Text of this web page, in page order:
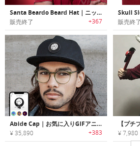
Santa Beardo Beard Hat｜ニット製サンタセット
販売終了 +367 販売終了
Abide Cap｜お気に入りGIFアニメーションを表示できるキャップ「アバイド」
¥ 35,890 +383 ¥ 7,980